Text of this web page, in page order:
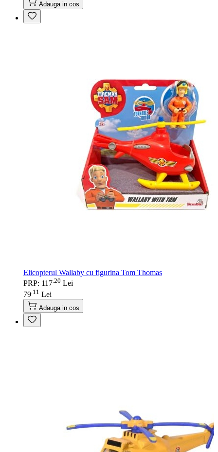
Adauga in cos
Elicopterul Wallaby cu figurina Tom Thomas
PRP: 117 20 Lei
79 11 Lei
Adauga in cos